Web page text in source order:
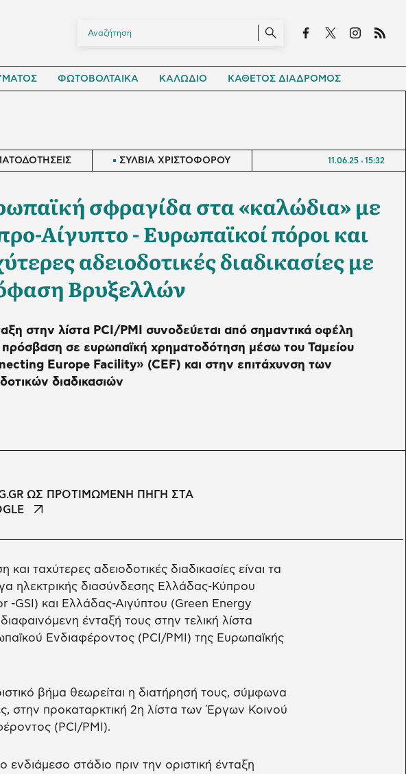
ΦΩΤΟΒΟΛΤΑΙΚΑ ΚΑΛΩΔΙΟ ΚΑΘΕΤΟΣ ΔΙΑΔΡΟΜΟΣ
ΣΥΛΒΙΑ ΧΡΙΣΤΟΦΟΡΟΥ 11.06.25 15:32
σφραγίδα στα «καλώδια» με
Αίγυπτο - Ευρωπαϊκοί πόροι και
αδειοδοτικές διαδικασίες με
Βρυξελλών
στην λίστα PCI/PMI συνοδεύεται από σημαντικά οφέλη
σε ευρωπαϊκή χρηματοδότηση μέσω του Ταμείου
Europe Facility» (CEF) και στην επιτάχυνση των
διαδικασιών
ΩΣ ΠΡΟΤΙΜΩΜΕΝΗ ΠΗΓΗ ΣΤΑ
ταχύτερες αδειοδοτικές διαδικασίες είναι τα
ηλεκτρικής διασύνδεσης Ελλάδας-Κύπρου
-GSI) και Ελλάδας-Αιγύπτου (Green Energy
ένταξή τους στην τελική λίστα
Ενδιαφέροντος (PCI/PMI) της Ευρωπαϊκής
βήμα θεωρείται η διατήρησή τους, σύμφωνα
στην προκαταρκτική 2η λίστα των Έργων Κοινού
(PCI/PMI).
ενδιάμεσο στάδιο πριν την οριστική ένταξη